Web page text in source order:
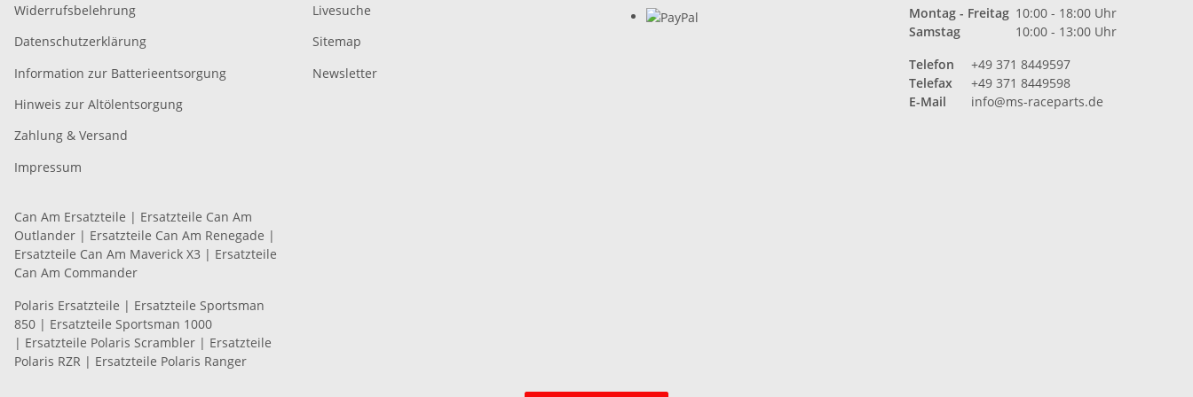
Widerrufsbelehrung
Datenschutzerklärung
Information zur Batterieentsorgung
Hinweis zur Altölentsorgung
Zahlung & Versand
Impressum
Livesuche
Sitemap
Newsletter
Montag - Freitag 10:00 - 18:00 Uhr
Samstag
10:00 - 13:00 Uhr
Telefon
+49 371 8449597
Telefax
+49 371 8449598
E-Mail
info@ms-raceparts.de
Can Am Ersatzteile | Ersatzteile Can Am
Outlander | Ersatzteile Can Am Renegade |
Ersatzteile Can Am Maverick X3 | Ersatzteile
Can Am Commander
Polaris Ersatzteile | Ersatzteile Sportsman
850 | Ersatzteile Sportsman 1000
| Ersatzteile Polaris Scrambler | Ersatzteile
Polaris RZR | Ersatzteile Polaris Ranger